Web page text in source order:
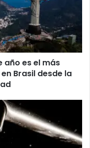
año es el más
Brasil desde la